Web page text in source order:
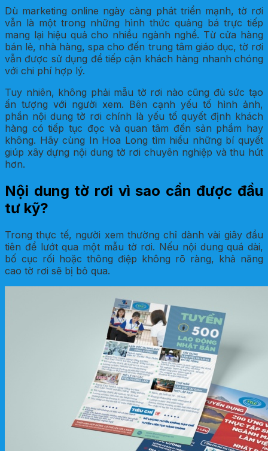
Dù marketing online ngày càng phát triển mạnh, tờ rơi
vẫn là một trong những hình thức quảng bá trực tiếp
mang lại hiệu quả cho nhiều ngành nghề. Từ cửa hàng
bán lẻ, nhà hàng, spa cho đến trung tâm giáo dục, tờ rơi
vẫn được sử dụng để tiếp cận khách hàng nhanh chóng
với chi phí hợp lý.
Tuy nhiên, không phải mẫu tờ rơi nào cũng đủ sức tạo
ấn tượng với người xem. Bên cạnh yếu tố hình ảnh,
phần nội dung tờ rơi chính là yếu tố quyết định khách
hàng có tiếp tục đọc và quan tâm đến sản phẩm hay
không. Hãy cùng In Hoa Long tìm hiểu những bí quyết
giúp xây dựng nội dung tờ rơi chuyên nghiệp và thu hút
hơn.
Nội dung tờ rơi vì sao cần được đầu
tư kỹ?
Trong thực tế, người xem thường chỉ dành vài giây đầu
tiên để lướt qua một mẫu tờ rơi. Nếu nội dung quá dài,
bố cục rối hoặc thông điệp không rõ ràng, khả năng
cao tờ rơi sẽ bị bỏ qua.